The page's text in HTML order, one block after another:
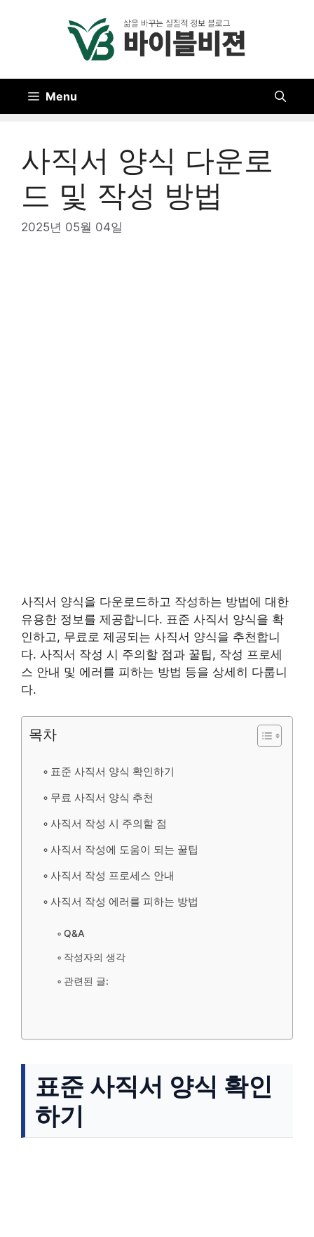
Menu
사직서 양식 다운로
드 및 작성 방법
2025년 05월 04일
사직서 양식을 다운로드하고 작성하는 방법에 대한
유용한 정보를 제공합니다. 표준 사직서 양식을 확
인하고, 무료로 제공되는 사직서 양식을 추천합니
다. 사직서 작성 시 주의할 점과 꿀팁, 작성 프로세
스 안내 및 에러를 피하는 방법 등을 상세히 다룹니
다.
목차
표준 사직서 양식 확인하기
무료 사직서 양식 추천
사직서 작성 시 주의할 점
사직서 작성에 도움이 되는 꿀팁
사직서 작성 프로세스 안내
사직서 작성 에러를 피하는 방법
Q&A
작성자의 생각
관련된 글:
표준 사직서 양식 확인
하기